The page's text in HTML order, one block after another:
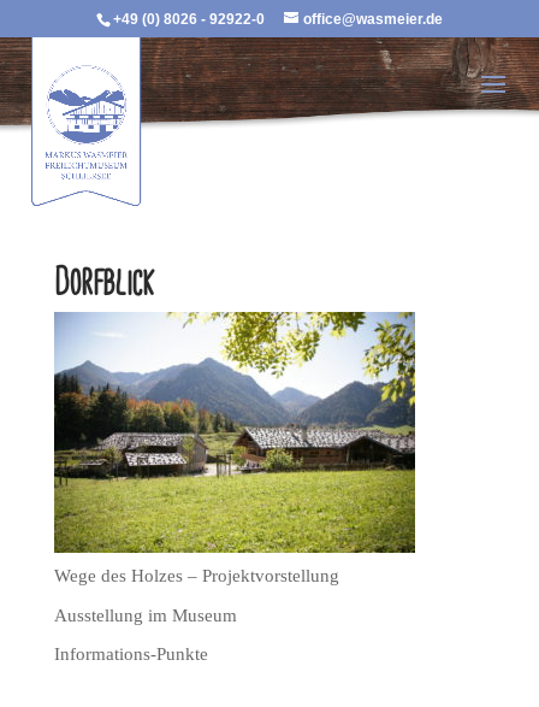
+49 (0) 8026 - 92922-0 office@wasmeier.de
Dorfblick
Wege des Holzes – Projektvorstellung
Ausstellung im Museum
Informations-Punkte